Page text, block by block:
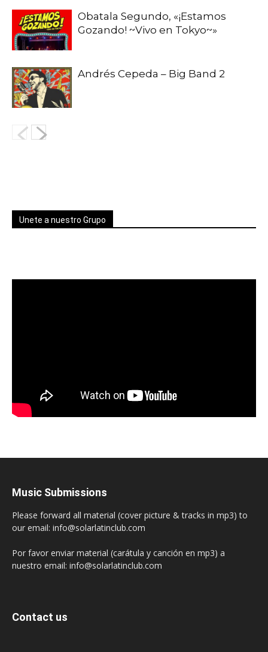
Obatala Segundo, «¡Estamos
Gozando! ~Vivo en Tokyo~»
Andrés Cepeda – Big Band 2
Unete a nuestro Grupo
Music Submissions
Please forward all material (cover picture & tracks in mp3) to
our email: info@solarlatinclub.com
Por favor enviar material (carátula y canción en mp3) a
nuestro email: info@solarlatinclub.com
Contact us